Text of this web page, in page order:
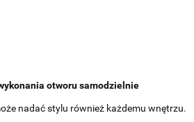
otworu samodzielnie
nadać stylu również każdemu wnętrzu.